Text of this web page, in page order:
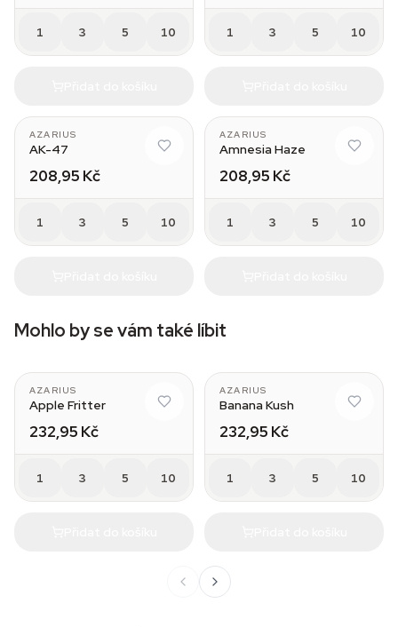
1 3 5 10 1 3 5 10
AZARIUS
AK-47
208,95 Kč
1 3 5 10
AZARIUS
Amnesia Haze
208,95 Kč
1 3 5 10
Mohlo by se vám také líbit
AZARIUS
Apple Fritter
232,95 Kč
1 3 5 10
AZARIUS
Banana Kush
232,95 Kč
1 3 5 10